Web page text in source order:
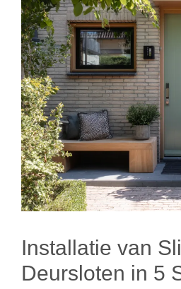
Installatie van
Deursloten in 5